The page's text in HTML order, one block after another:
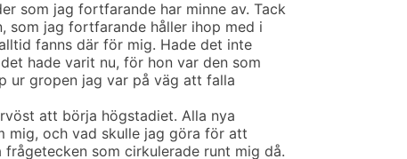
som jag fortfarande har minne av. Tack
som jag fortfarande håller ihop med i
fanns där för mig. Hade det inte
hade varit nu, för hon var den som
ur gropen jag var på väg att falla
att börja högstadiet. Alla nya
mig, och vad skulle jag göra för att
som cirkulerade runt mig då.